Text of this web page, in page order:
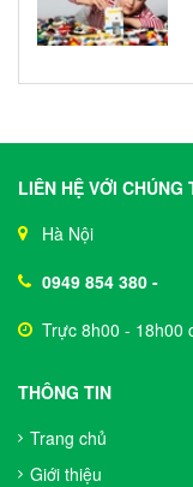
LIÊN HỆ VỚI CHÚNG
Hà Nội
0949 854 380 -
Trực 8h00 - 18h00
THÔNG TIN
Trang chủ
Giới thiệu